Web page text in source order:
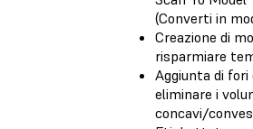
(Converti in
Creazione di
risparmiare
Aggiunta di fori
eliminare i
concavi/